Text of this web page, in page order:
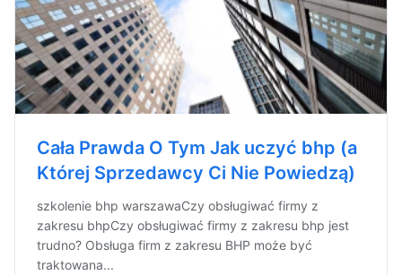
Cała Prawda O Tym Jak uczyć bhp (a
Której Sprzedawcy Ci Nie Powiedzą)
szkolenie bhp warszawaCzy obsługiwać firmy z
zakresu bhpCzy obsługiwać firmy z zakresu bhp jest
trudno? Obsługa firm z zakresu BHP może być
traktowana...